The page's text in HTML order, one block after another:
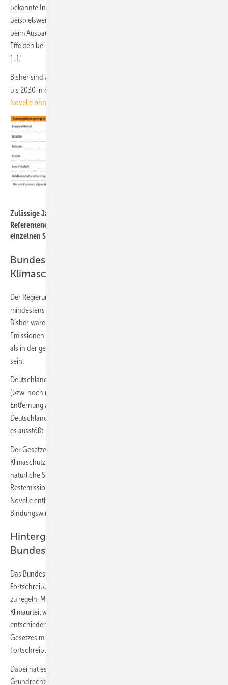
bekannte Investitionsbremsen in der Gebäudesanierung, wie
beispielsweise für den Einsatz der Wärmepumpen-Technologie oder
beim Ausbau von Mieterstrom, endlich zu lösen, um zu nachhaltigen
Effekten bei der Einsparung von Treibhausgasemissionen zu kommen.
[…].“
Bisher sind allerdings die zusätzlichen Lasten für den Gebäudesektor
bis 2030 in der KSG-Novelle vergleichsweise gering, siehe:
Novelle ohne den Gebäudesektor
Zulässige Jahresemissionsmengen für die Jahre 2020 bis 2030 laut
Referentenentwurf für das Bundes-Klimaschutzgesetz in den
einzelnen Sektoren.
Bundesregierung plant strengere
Klimaschutzziele
Der Regierungsentwurf sieht vor, dass Deutschland bis zum Jahr 2030
mindestens 65 % weniger Treibhausgase ausstößt als im Jahr 1990.
Bisher waren im KSG nur 55 % vorgegeben. Bis 2040 sollen die CO
Emissionen um 88 % sinken. Im Jahr 2045 und damit fünf Jahre früher
als in der geltenden Gesetzesfassung soll Deutschland klimaneutral
sein.
Deutschland muss dann ein Gleichgewicht zwischen unvermeidbaren
(bzw. noch nicht vermiedenen) Treibhausgasemissionen und deren
Entfernung aus der Atmosphäre erreichen. Nach dem Jahr 2050 soll
Deutschland mehr Treibhausgase in natürlichen Senken einbinden als
es ausstößt.
Der Gesetzentwurf betont den Beitrag natürlicher Ökosysteme zum
Klimaschutz: Wälder und Moore sind Kohlenstoffspeicher, sogenannte
natürliche Senken. Sie seien wichtig, um unvermeidbare
Restemissionen von Treibhausgasen zu binden. Der Entwurf der KSG-
Novelle enthält deshalb konkrete Zielvorgaben, um die CO
Bindungswirkung derartiger Speicher zu verbessern.
Hintergrund: Klimaurteil des
Bundesverfassungsgerichts
Das Bundesverfassungsgericht hat den Gesetzgeber verpflichtet, die
Fortschreibung der Minderungsziele für Zeiträume ab dem Jahr 2031
zu regeln. Mit Beschluss vom 24. März 2021 (das sogenannte
Klimaurteil wurde aber erst am 29. April veröffentlicht) hat es
entschieden, dass die maßgeblichen Vorgaben des geltenden
Gesetzes mit den Grundrechten unvereinbar sind, soweit eine solche
Fortschreibung fehlt.
Dabei hat es ausdrücklich herausgestellt, dass der Schutz der
Grundrechte auf zwei Wegen erfolgen muss: Neben Maßnahmen zur